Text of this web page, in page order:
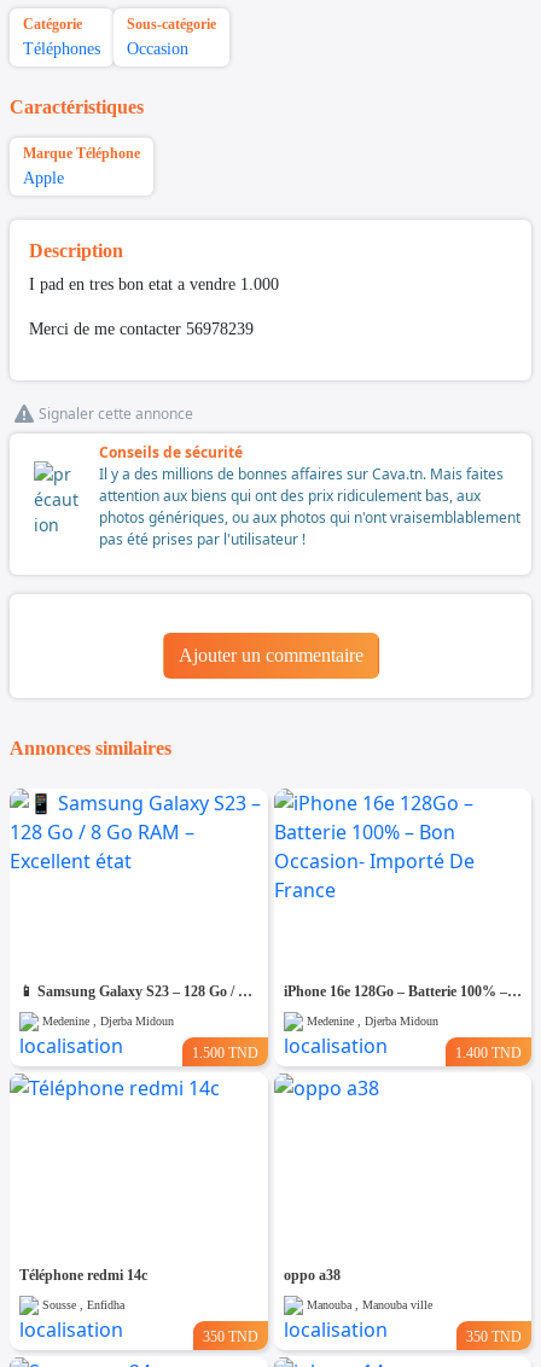
Catégorie
Téléphones
Sous-catégorie
Occasion
Caractéristiques
Marque Téléphone
Apple
Description
I pad en tres bon etat a vendre 1.000
Merci de me contacter 56978239
Signaler cette annonce
Conseils de sécurité
Il y a des millions de bonnes affaires sur Cava.tn. Mais faites
attention aux biens qui ont des prix ridiculement bas, aux
photos génériques, ou aux photos qui n'ont vraisemblablement
pas été prises par l'utilisateur !
Ajouter un commentaire
Annonces similaires
📱 Samsung Galaxy S23 – 128 Go / 8 Go RAM – Excellent état
Medenine , Djerba Midoun
1.500 TND
iPhone 16e 128Go – Batterie 100% – Bon Occasion- Importé De France
Medenine , Djerba Midoun
1.400 TND
Téléphone redmi 14c
Sousse , Enfidha
350 TND
oppo a38
Manouba , Manouba ville
350 TND